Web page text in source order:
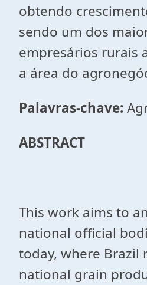
obtendo
sendo um dos
empresários rurais
a área do
Palavras-chave:
ABSTRACT
This work aims to
national official
today, where Brazil
national grain